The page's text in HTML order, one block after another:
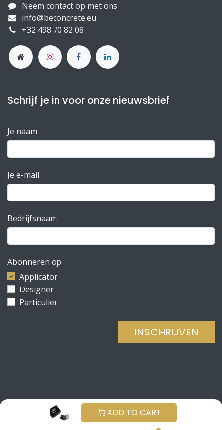
ADD TO CART
Neem contact op met ons
info@beconcrete.eu
+32 498 70 82 08
Schrijf je in voor onze nieuwsbrief
Je naam
Je e-mail
Bedrijfsnaam
Abonneren op
Applicator
Designer
Particulier
INSCHRIJVEN
Copyright © Be Concrete NEDERLANDS (BE)
Aangeboden door - De #1Open source e-